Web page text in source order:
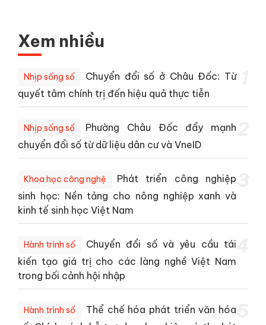
Xem nhiều
Nhịp sống số
Chuyển đổi số ở Châu Đốc: Từ
quyết tâm chính trị đến hiệu quả thực tiễn
Nhịp sống số
Phường Châu Đốc đẩy mạnh
chuyển đổi số từ dữ liệu dân cư và VneID
Khoa học công nghệ
Phát triển công nghiệp
sinh học: Nền tảng cho nông nghiệp xanh và
kinh tế sinh học Việt Nam
Hành trình số
Chuyển đổi số và yêu cầu tái
kiến tạo giá trị cho các làng nghề Việt Nam
trong bối cảnh hội nhập
Hành trình số
Thể chế hóa phát triển văn hóa